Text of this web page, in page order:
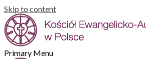
Skip to content
Primary Menu